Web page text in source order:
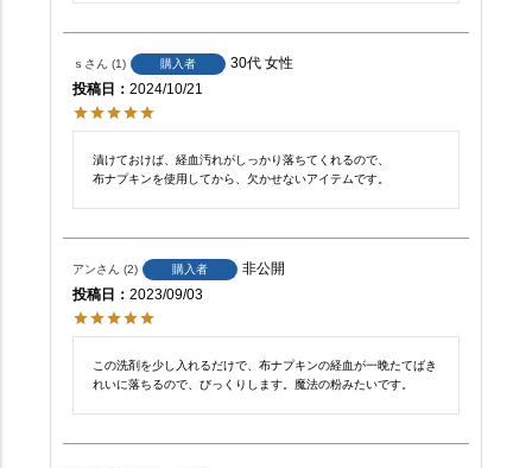
ｓ 1 購入者 30代 女性
投稿日
2024/10/21
漬けておけば、経血汚れがしっかり落ちてくれるので、
布ナプキンを使用してから、欠かせないアイテムです。
アン 2 購入者
非公開
投稿日
2023/09/03
この洗剤を少し入れるだけで、布ナプキンの経血が一晩たてばき
れいに落ちるので、びっくりします。魔法の粉みたいです。